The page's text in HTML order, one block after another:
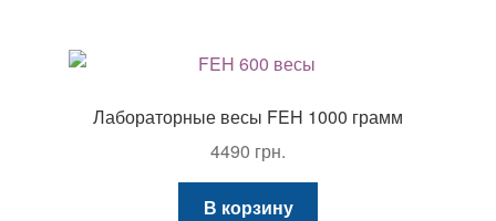
Лабораторные весы FEH 1000 грамм
4490 грн.
В корзину